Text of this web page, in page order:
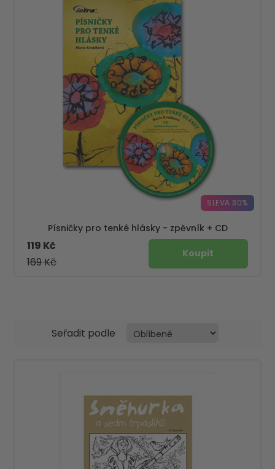
SLEVA 30%
Písničky pro tenké hlásky - zpěvník + CD
169 Kč
119 Kč
Seřadit podle